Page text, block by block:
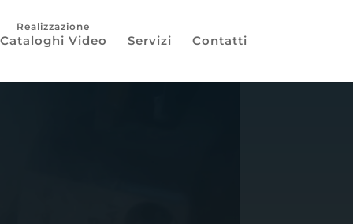
Cataloghi Video Servizi Contatti